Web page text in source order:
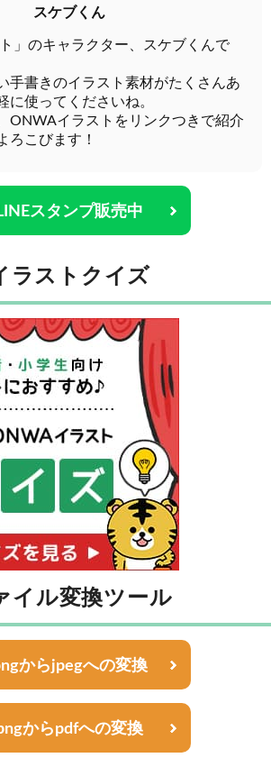
スケブくん
」のキャラクター、スケブくんで
手書きのイラスト素材がたくさんあ
に使ってくださいね。
ONWAイラストをリンクつきで紹介
ろこびます！
スタンプ販売中
ラストクイズ
イル変換ツール
からjpegへの変換
からpdfへの変換